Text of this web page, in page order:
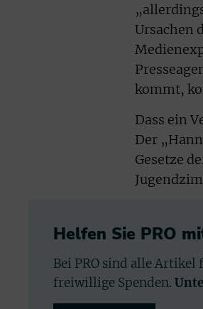
Ursachen
kommt,
Dass ein
Der
Gesetze
Helfen Sie PRO
Bei PRO sind alle
freiwillige Spenden.